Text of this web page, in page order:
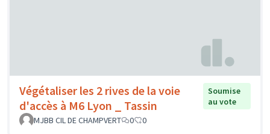
Végétaliser les 2 rives de la voie
d'accès à M6 Lyon _ Tassin
Soumise
au vote
MJBB CIL DE CHAMPVERT
0 0